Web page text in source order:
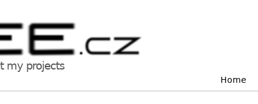
my projects
Home